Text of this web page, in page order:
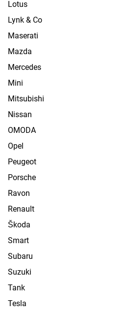
Lotus
Lynk & Co
Maserati
Mazda
Mercedes
Mini
Mitsubishi
Nissan
OMODA
Opel
Peugeot
Porsche
Ravon
Renault
Škoda
Smart
Subaru
Suzuki
Tank
Tesla